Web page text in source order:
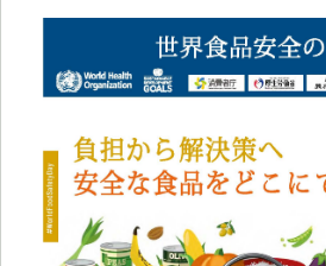
> 食品安全委員会が評価した化学物
> 食品ハザード情報ハブ
食品健康影響評価のためのリスクプ
ファクトシート（科学的知見に基く
食品安全モニター